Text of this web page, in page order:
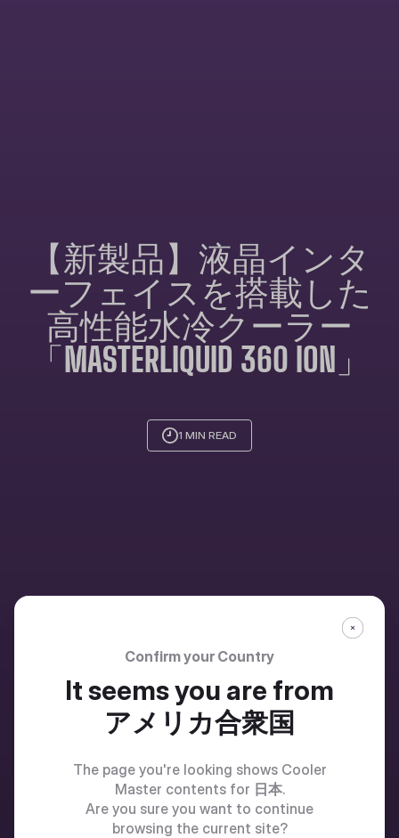
【新製品】液晶インタ
ーフェイスを搭載した
高性能水冷クーラー
「MASTERLIQUID 360 ION」
1 MIN READ
Confirm your Country
It seems you are from
アメリカ合衆国
The page you're looking shows Cooler
Master contents for 日本.
Are you sure you want to continue
browsing the current site?